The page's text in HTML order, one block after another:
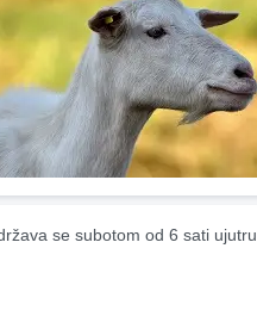
se subotom od 6 sati ujutru.